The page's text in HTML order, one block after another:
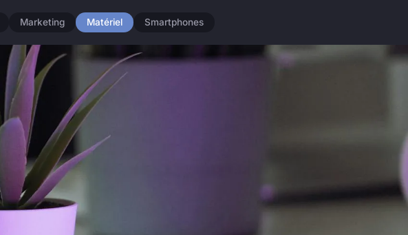
Marketing Matériel Smartphones